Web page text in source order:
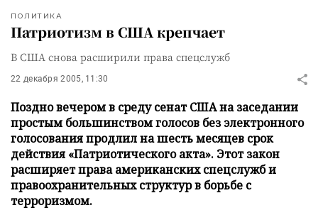
ПОЛИТИКА
Патриотизм в США крепчает
В США снова расширили права спецслужб
22 декабря 2005, 11:30
Поздно вечером в среду сенат США на заседании
простым большинством голосов без электронного
голосования продлил на шесть месяцев срок
действия «Патриотического акта». Этот закон
расширяет права американских спецслужб и
правоохранительных структур в борьбе с
терроризмом.